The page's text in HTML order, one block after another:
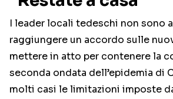
I leader locali tedeschi non sono
raggiungere un accordo sulle
mettere in atto per contenere la
seconda ondata dell’epidemia di
molti casi le limitazioni imposte